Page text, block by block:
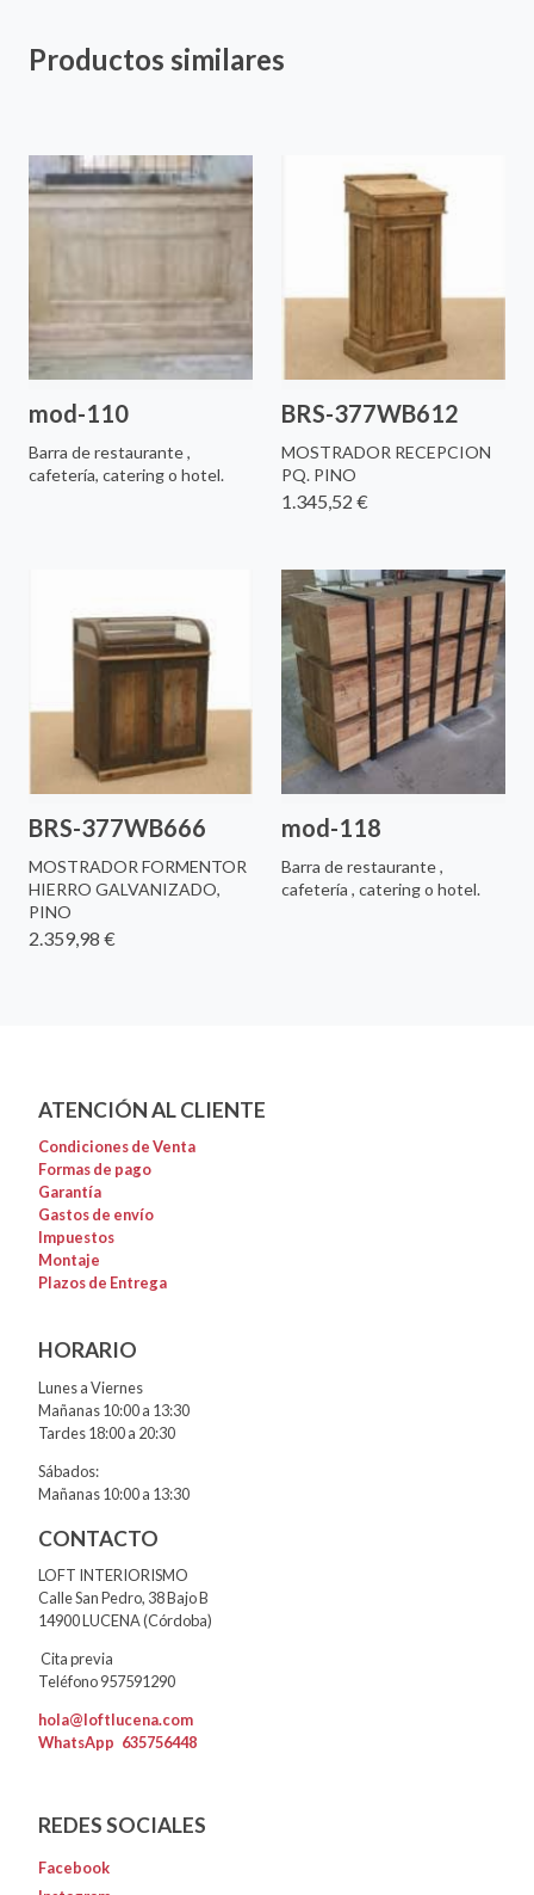
Productos similares
mod-110
Barra de restaurante ,
cafetería, catering o hotel.
BRS-377WB612
MOSTRADOR RECEPCION
PQ. PINO
1.345,52 €
BRS-377WB666
MOSTRADOR FORMENTOR
HIERRO GALVANIZADO,
PINO
2.359,98 €
mod-118
Barra de restaurante ,
cafetería , catering o hotel.
ATENCIÓN AL CLIENTE
Condiciones de Venta
Formas de pago
Garantía
Gastos de envío
Impuestos
Montaje
Plazos de Entrega
HORARIO
Lunes a Viernes
Mañanas 10:00 a 13:30
Tardes 18:00 a 20:30
Sábados:
Mañanas 10:00 a 13:30
CONTACTO
LOFT INTERIORISMO
Calle San Pedro, 38 Bajo B
14900 LUCENA (Córdoba)
Cita previa
Teléfono 957591290
hola@loftlucena.com
WhatsApp 635756448
REDES SOCIALES
Facebook